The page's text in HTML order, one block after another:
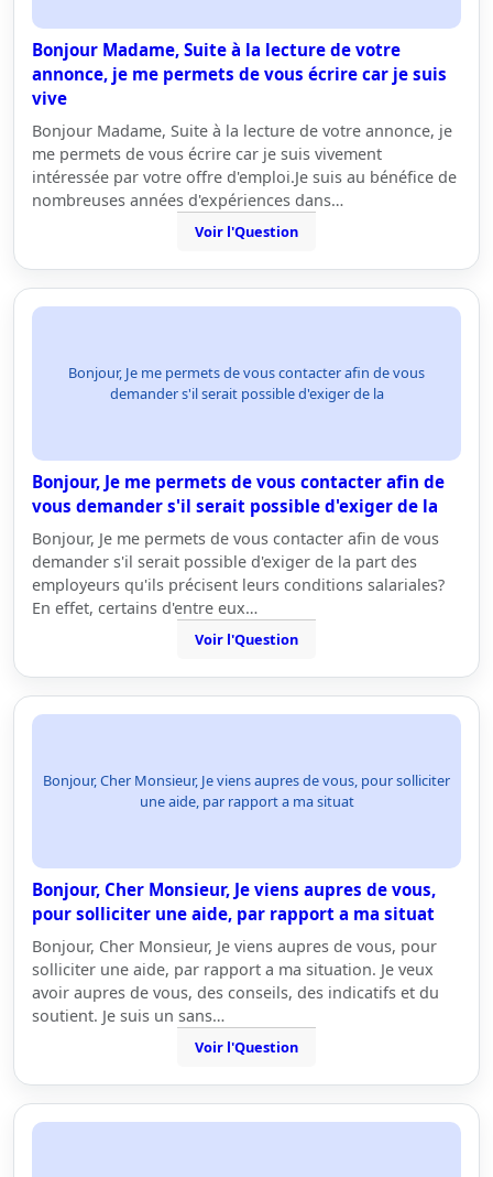
Bonjour Madame, Suite à la lecture de votre
annonce, je me permets de vous écrire car je suis
vive
Bonjour Madame, Suite à la lecture de votre annonce, je
me permets de vous écrire car je suis vivement
intéressée par votre offre d'emploi.Je suis au bénéfice de
nombreuses années d'expériences dans…
Voir l'Question
Bonjour, Je me permets de vous contacter afin de vous
demander s'il serait possible d'exiger de la
Bonjour, Je me permets de vous contacter afin de
vous demander s'il serait possible d'exiger de la
Bonjour, Je me permets de vous contacter afin de vous
demander s'il serait possible d'exiger de la part des
employeurs qu'ils précisent leurs conditions salariales?
En effet, certains d'entre eux…
Voir l'Question
Bonjour, Cher Monsieur, Je viens aupres de vous, pour solliciter
une aide, par rapport a ma situat
Bonjour, Cher Monsieur, Je viens aupres de vous,
pour solliciter une aide, par rapport a ma situat
Bonjour, Cher Monsieur, Je viens aupres de vous, pour
solliciter une aide, par rapport a ma situation. Je veux
avoir aupres de vous, des conseils, des indicatifs et du
soutient. Je suis un sans…
Voir l'Question